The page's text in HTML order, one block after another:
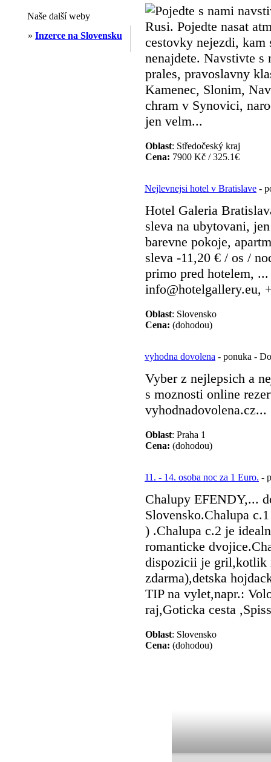
Naše další weby
» Inzerce na Slovensku
Pojedte s nami
Rusi. Pojedte nasat
cestovky nejezdi, kam
nenajdete. Navstivte s
prales, pravoslavny
Kamenec, Slonim,
chram v Synovici,
jen velm...
Oblast: Středočeský kraj
Cena: 7900 Kč / 325.1€
Nejlevnejsi hotel v Bratislave -
Hotel Galeria
sleva na ubytovani,
barevne pokoje,
sleva -11,20 € / os /
primo pred hotelem,
info@hotelgallery.eu,
Oblast: Slovensko
Cena: (dohodou)
vyhodna dovolena - ponuka -
Vyber z nejlepsich a
s moznosti online
vyhodnadovolena.cz...
Oblast: Praha 1
Cena: (dohodou)
11. - 14. osoba noc za 1 Euro. -
Chalupy EFENDY,...
Slovensko.Chalupa
) .Chalupa c.2 je
romanticke
dispozicii je gril,kotlik
zdarma),detska
TIP na vylet,napr.:
raj,Goticka cesta
Oblast: Slovensko
Cena: (dohodou)